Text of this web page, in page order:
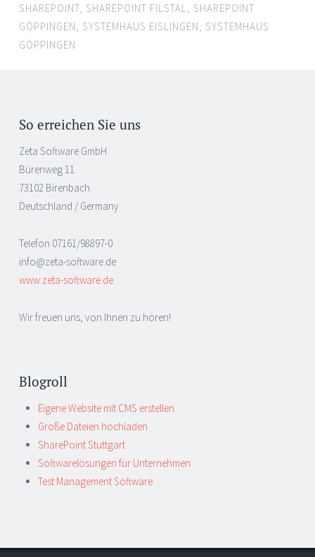
SHAREPOINT, SHAREPOINT FILSTAL, SHAREPOINT
GÖPPINGEN, SYSTEMHAUS EISLINGEN, SYSTEMHAUS
GÖPPINGEN
So erreichen Sie uns
Zeta Software GmbH
Bürenweg 11
73102 Birenbach
Deutschland / Germany
Telefon 07161/98897-0
info@zeta-software.de
www.zeta-software.de
Wir freuen uns, von Ihnen zu hören!
Blogroll
Eigene Website mit CMS erstellen
Große Dateien hochladen
SharePoint Stuttgart
Softwarelösungen für Unternehmen
Test Management Software